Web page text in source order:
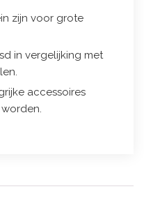
zijn voor grote
in vergelijking met
accessoires